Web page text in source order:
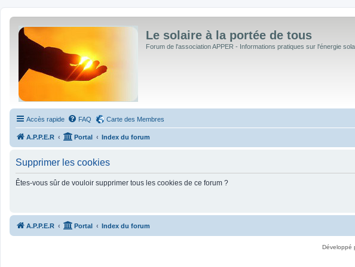
Le solaire à la portée de tous
Forum de l'association APPER - Informations pratiques sur l'énergie
Accès rapide FAQ Carte des Membres
A.P.P.E.R Portal Index du forum
Supprimer les cookies
Êtes-vous sûr de vouloir supprimer tous les cookies de ce forum ?
A.P.P.E.R Portal Index du forum
Développé